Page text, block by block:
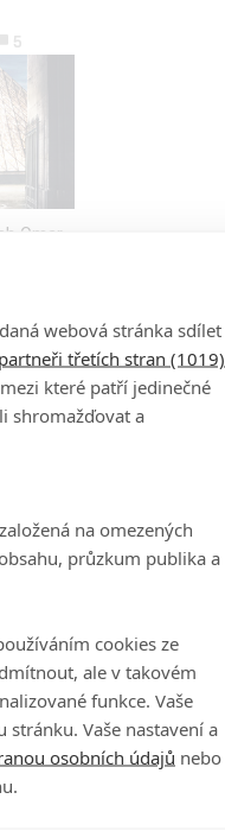
5
Omar
v
webová stránka sdílet
třetích stran (1019)
které patří jedinečné
shromažďovat a
na omezených
průzkum publika a
cookies ze
ale v takovém
funkce. Vaše
Vaše nastavení a
osobních údajů nebo